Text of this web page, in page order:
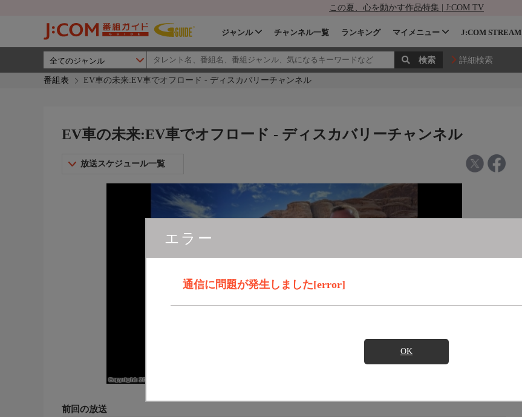
この夏、心を動かす作品特集 | J:COM TV
ジャンル チャンネル一覧 ランキング マイメニュー J:COM STREAM
詳細検索
番組表 EV車の未来:EV車でオフロード - ディスカバリーチャンネル
エラー
通信に問題が発生しました[error]
OK
EV車の未来:EV車でオフロード - ディスカバリーチャンネル
放送スケジュール一覧
前回の放送